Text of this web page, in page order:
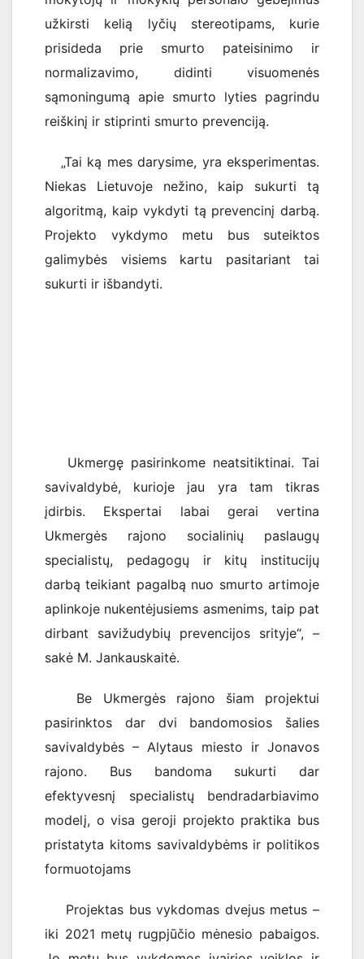
užkirsti kelią lyčių stereotipams, kurie
prisideda prie smurto pateisinimo ir
normalizavimo, didinti visuomenės
sąmoningumą apie smurto lyties pagrindu
reiškinį ir stiprinti smurto prevenciją.
„Tai ką mes darysime, yra eksperimentas.
Niekas Lietuvoje nežino, kaip sukurti tą
algoritmą, kaip vykdyti tą prevencinį darbą.
Projekto vykdymo metu bus suteiktos
galimybės visiems kartu pasitariant tai
sukurti ir išbandyti.
Ukmergę pasirinkome neatsitiktinai. Tai
savivaldybė, kurioje jau yra tam tikras
įdirbis. Ekspertai labai gerai vertina
Ukmergės rajono socialinių paslaugų
specialistų, pedagogų ir kitų institucijų
darbą teikiant pagalbą nuo smurto artimoje
aplinkoje nukentėjusiems asmenims, taip pat
dirbant savižudybių prevencijos srityje“, –
sakė M. Jankauskaitė.
Be Ukmergės rajono šiam projektui
pasirinktos dar dvi bandomosios šalies
savivaldybės – Alytaus miesto ir Jonavos
rajono. Bus bandoma sukurti dar
efektyvesnį specialistų bendradarbiavimo
modelį, o visa geroji projekto praktika bus
pristatyta kitoms savivaldybėms ir politikos
formuotojams
Projektas bus vykdomas dvejus metus –
iki 2021 metų rugpjūčio mėnesio pabaigos.